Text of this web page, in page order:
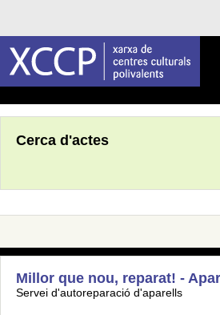
Cerca d'actes
Millor que nou, reparat! -
Servei d'autoreparació d'aparells